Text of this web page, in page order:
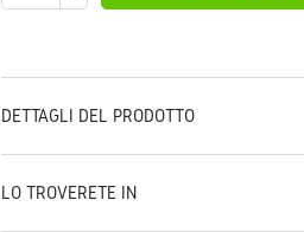
DETTAGLI DEL PRODOTTO
LO TROVERETE IN